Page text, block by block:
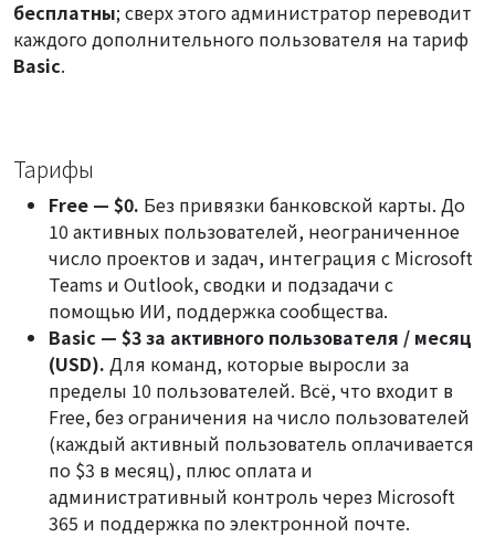
бесплатны; сверх этого администратор переводит
каждого дополнительного пользователя на тариф
Basic.
Тарифы
Free — $0. Без привязки банковской карты. До
10 активных пользователей, неограниченное
число проектов и задач, интеграция с Microsoft
Teams и Outlook, сводки и подзадачи с
помощью ИИ, поддержка сообщества.
Basic — $3 за активного пользователя / месяц
(USD). Для команд, которые выросли за
пределы 10 пользователей. Всё, что входит в
Free, без ограничения на число пользователей
(каждый активный пользователь оплачивается
по $3 в месяц), плюс оплата и
административный контроль через Microsoft
365 и поддержка по электронной почте.